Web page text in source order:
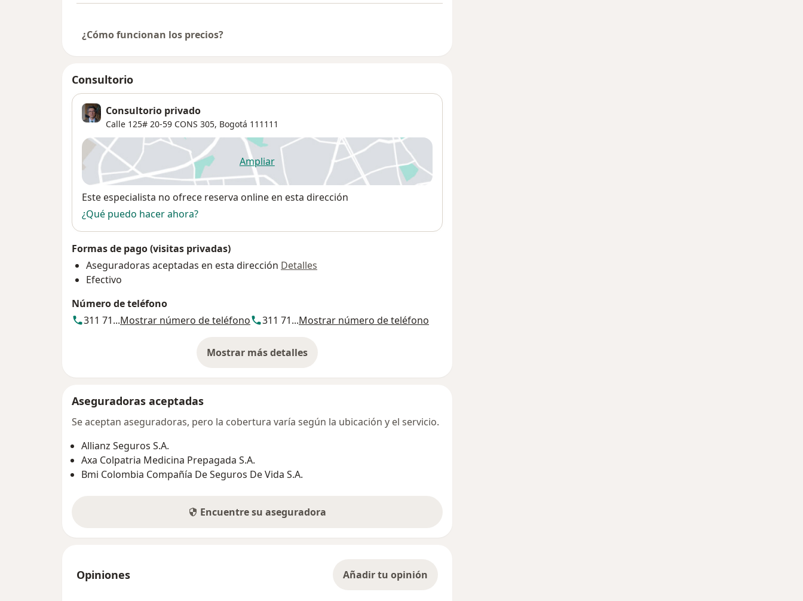
¿Cómo funcionan los precios?
Consultorio
Consultorio privado
Calle 125# 20-59 CONS 305, Bogotá 111111
Ampliarse abre en una nueva pestaña
Disponibilidad
Este especialista no ofrece reserva online en esta dirección
¿Qué puedo hacer ahora?
Formas de pago (visitas privadas)
Aseguradoras aceptadas en esta dirección Detalles
Efectivo
Número de teléfono
311 71...Mostrar número de teléfono 311 71...Mostrar número de teléfono
Mostrar más detalles
sobre la dirección
Aseguradoras aceptadas
Se aceptan aseguradoras, pero la cobertura varía según la ubicación y el servicio.
Allianz Seguros S.A.
Axa Colpatria Medicina Prepagada S.A.
Bmi Colombia Compañía De Seguros De Vida S.A.
Encuentre su aseguradora
Opiniones Añadir tu opinión